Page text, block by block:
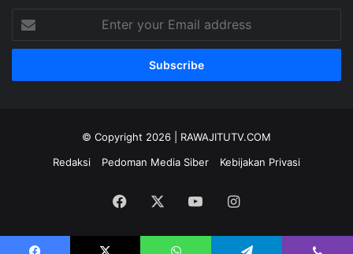
your
Email
© Copyright 2026 | RAWAJITUTV.COM
Redaksi
Pedoman Media Siber Kebijakan Privasi
Facebook YouTubeInstagram